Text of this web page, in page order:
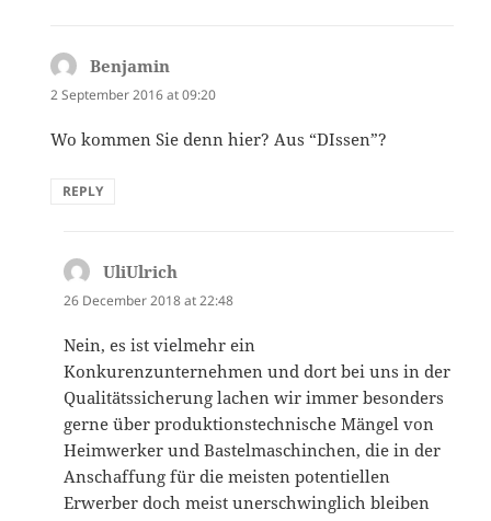
Benjamin
2 September 2016 at 09:20
Wo kommen Sie denn hier? Aus “DIssen”?
REPLY
UliUlrich
26 December 2018 at 22:48
Nein, es ist vielmehr ein
Konkurenzunternehmen und dort bei uns in der
Qualitätssicherung lachen wir immer besonders
gerne über produktionstechnische Mängel von
Heimwerker und Bastelmaschinchen, die in der
Anschaffung für die meisten potentiellen
Erwerber doch meist unerschwinglich bleiben